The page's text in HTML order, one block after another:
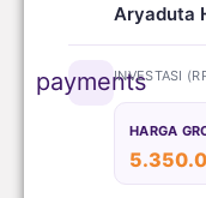
Aryaduta
paymentsINVESTASI
HARGA